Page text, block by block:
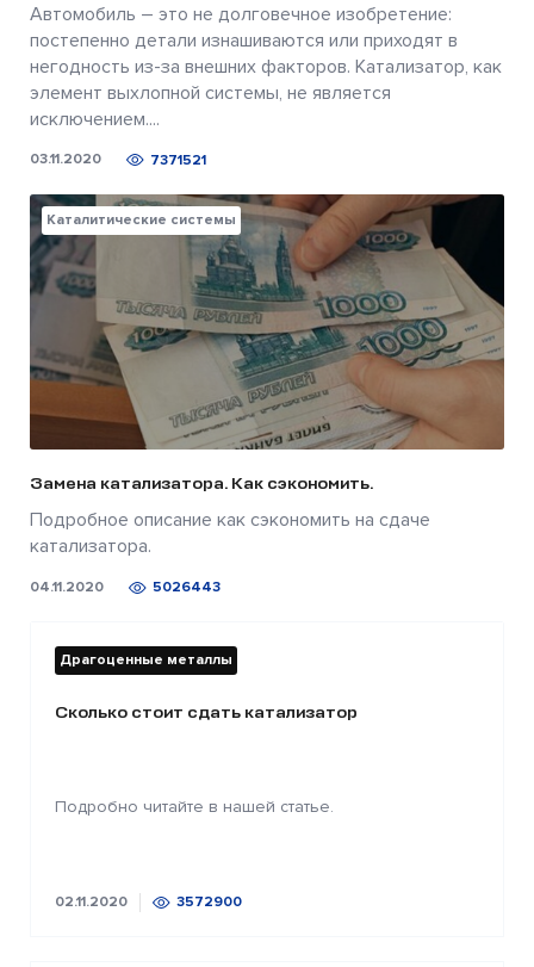
Автомобиль – это не долговечное изобретение:
постепенно детали изнашиваются или приходят в
негодность из-за внешних факторов. Катализатор, как
элемент выхлопной системы, не является
исключением....
03.11.2020 7371521
Каталитические системы
Замена катализатора. Как сэкономить.
Подробное описание как сэкономить на сдаче
катализатора.
04.11.2020 5026443
Драгоценные металлы
Сколько стоит сдать катализатор
Подробно читайте в нашей статье.
02.11.2020 3572900